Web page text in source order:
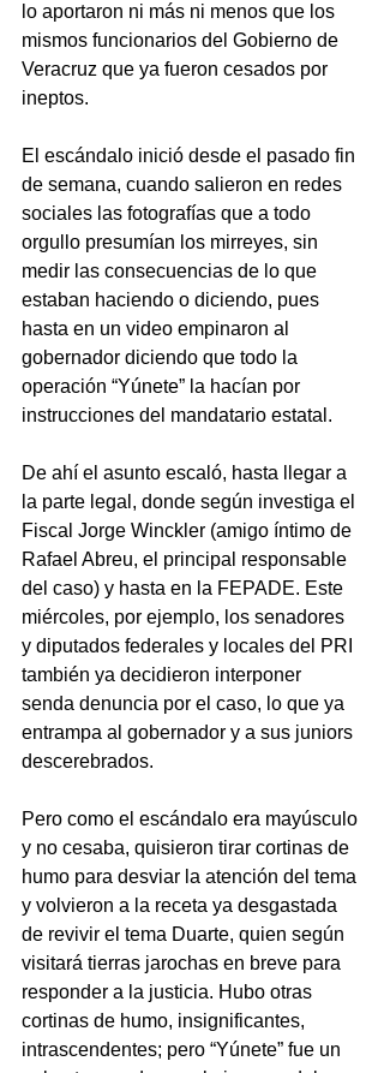
lo aportaron ni más ni menos que los
mismos funcionarios del Gobierno de
Veracruz que ya fueron cesados por
ineptos.
El escándalo inició desde el pasado fin
de semana, cuando salieron en redes
sociales las fotografías que a todo
orgullo presumían los mirreyes, sin
medir las consecuencias de lo que
estaban haciendo o diciendo, pues
hasta en un video empinaron al
gobernador diciendo que todo la
operación “Yúnete” la hacían por
instrucciones del mandatario estatal.
De ahí el asunto escaló, hasta llegar a
la parte legal, donde según investiga el
Fiscal Jorge Winckler (amigo íntimo de
Rafael Abreu, el principal responsable
del caso) y hasta en la FEPADE. Este
miércoles, por ejemplo, los senadores
y diputados federales y locales del PRI
también ya decidieron interponer
senda denuncia por el caso, lo que ya
entrampa al gobernador y a sus juniors
descerebrados.
Pero como el escándalo era mayúsculo
y no cesaba, quisieron tirar cortinas de
humo para desviar la atención del tema
y volvieron a la receta ya desgastada
de revivir el tema Duarte, quien según
visitará tierras jarochas en breve para
responder a la justicia. Hubo otras
cortinas de humo, insignificantes,
intrascendentes; pero “Yúnete” fue un